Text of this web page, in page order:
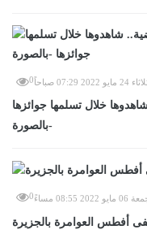
مايو 2022 07:29 صباحاً 0
خلال تسلمها جوائزها
-بالصورة
2022 08:55 مساءً 0
أفطس العوامرة بالجزيرة